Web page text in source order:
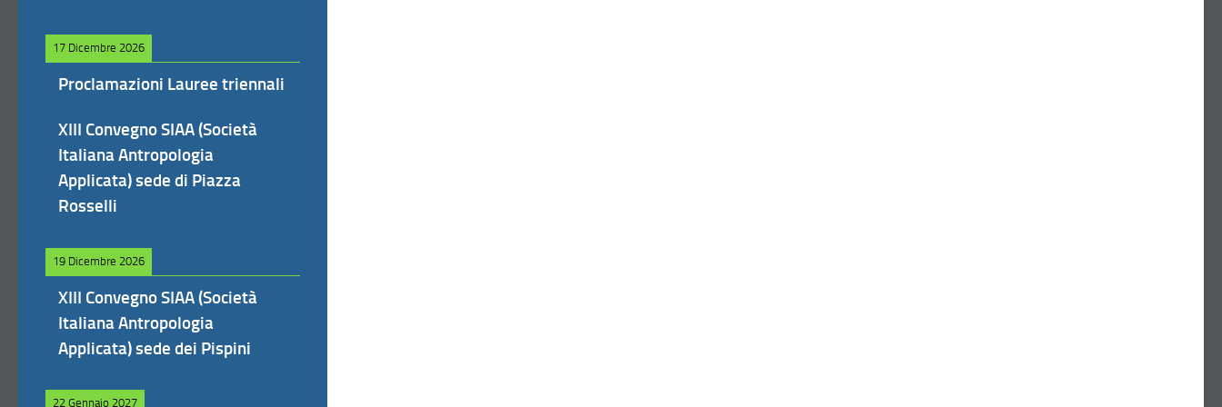
17 Dicembre 2026
Proclamazioni Lauree triennali
XIII Convegno SIAA (Società
Italiana Antropologia
Applicata) sede di Piazza
Rosselli
19 Dicembre 2026
XIII Convegno SIAA (Società
Italiana Antropologia
Applicata) sede dei Pispini
22 Gennaio 2027